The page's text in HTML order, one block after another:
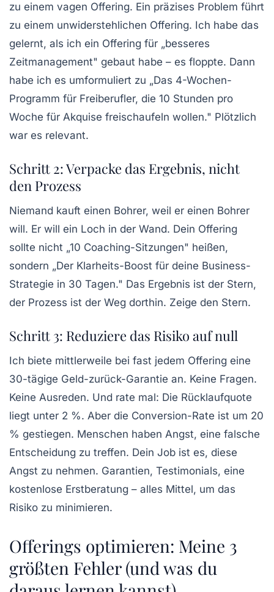
zu einem vagen Offering. Ein präzises Problem führt
zu einem unwiderstehlichen Offering. Ich habe das
gelernt, als ich ein Offering für „besseres
Zeitmanagement" gebaut habe – es floppte. Dann
habe ich es umformuliert zu „Das 4-Wochen-
Programm für Freiberufler, die 10 Stunden pro
Woche für Akquise freischaufeln wollen." Plötzlich
war es relevant.
Schritt 2: Verpacke das Ergebnis, nicht
den Prozess
Niemand kauft einen Bohrer, weil er einen Bohrer
will. Er will ein Loch in der Wand. Dein Offering
sollte nicht „10 Coaching-Sitzungen" heißen,
sondern „Der Klarheits-Boost für deine Business-
Strategie in 30 Tagen." Das Ergebnis ist der Stern,
der Prozess ist der Weg dorthin. Zeige den Stern.
Schritt 3: Reduziere das Risiko auf null
Ich biete mittlerweile bei fast jedem Offering eine
30-tägige Geld-zurück-Garantie an. Keine Fragen.
Keine Ausreden. Und rate mal: Die Rücklaufquote
liegt unter 2 %. Aber die Conversion-Rate ist um 20
% gestiegen. Menschen haben Angst, eine falsche
Entscheidung zu treffen. Dein Job ist es, diese
Angst zu nehmen. Garantien, Testimonials, eine
kostenlose Erstberatung – alles Mittel, um das
Risiko zu minimieren.
Offerings optimieren: Meine 3
größten Fehler (und was du